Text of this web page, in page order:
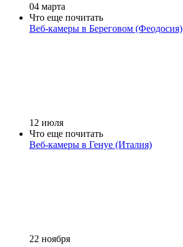
04 марта
Что еще почитать
Веб-камеры в Береговом (Феодосия)
12 июля
Что еще почитать
Веб-камеры в Генуе (Италия)
22 ноября